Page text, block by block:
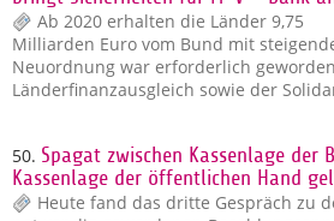
Ab 2020 erhalten die Länder 9,75
Milliarden Euro vom Bund mit
Neuordnung war erforderlich
Länderfinanzausgleich sowie der
50. Spagat zwischen Kassenlage der
Kassenlage der öffentlichen Hand
Heute fand das dritte Gespräch zu